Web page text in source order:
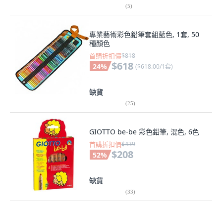
(5)
專業藝術彩色鉛筆套組藍色, 1套, 50
種顏色
首購折扣價$818
24% $618 ($618.00/1套)
缺貨
(25)
GIOTTO be-be 彩色鉛筆, 混色, 6色
首購折扣價$439
52% $208
缺貨
(33)